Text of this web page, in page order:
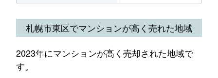
札幌市東区でマンションが高く売れた地域
2023年にマンションが高く売却された地域で
す。